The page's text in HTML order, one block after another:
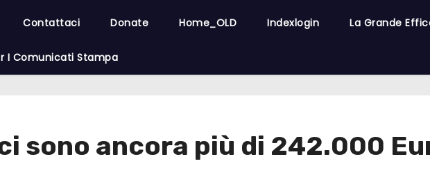
Contattaci Donate Home_OLD Indexlogin La Grande
I Comunicati Stampa
sono ancora più di 242.000